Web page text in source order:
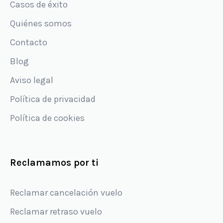
Casos de éxito
Quiénes somos
Contacto
Blog
Aviso legal
Política de privacidad
Política de cookies
Reclamamos por ti
Reclamar cancelación vuelo
Reclamar retraso vuelo